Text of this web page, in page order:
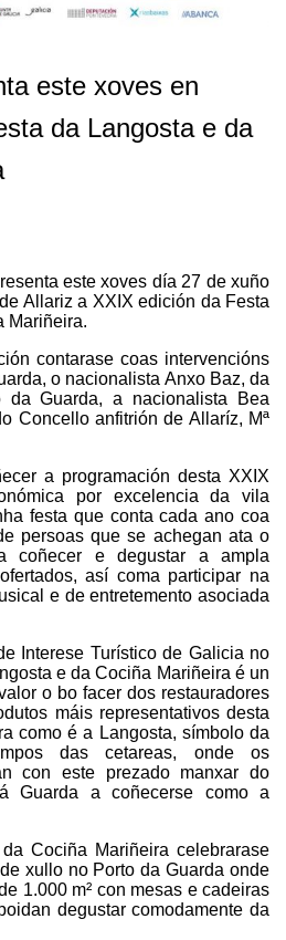
este xoves en
da Langosta e da
este xoves día 27 de xuño
Allariz a XXIX edición da Festa
Mariñeira.
contarase coas intervencións
o nacionalista Anxo Baz, da
da Guarda, a nacionalista Bea
Concello anfitrión de Allaríz, Mª
a programación desta XXIX
por excelencia da vila
festa que conta cada ano coa
persoas que se achegan ata o
coñecer e degustar a ampla
así coma participar na
e de entretemento asociada
Interese Turístico de Galicia no
e da Cociña Mariñeira é un
o bo facer dos restauradores
máis representativos desta
como é a Langosta, símbolo da
das cetareas, onde os
con este prezado manxar do
Guarda a coñecerse como a
Cociña Mariñeira celebrarase
xullo no Porto da Guarda onde
1.000 m² con mesas e cadeiras
degustar comodamente da